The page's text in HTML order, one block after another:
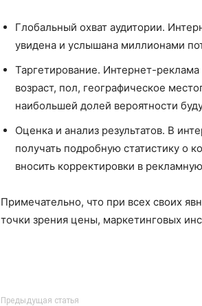
Глобальный охват аудитории.
увидена и услышана миллионами
Таргетирование. Интернет-
возраст, пол, географическое
наибольшей долей вероятности
Оценка и анализ результатов. В
получать подробную статистику о
вносить корректировки в
Примечательно, что при всех своих
точки зрения цены, маркетинговых
Предыдущая статья